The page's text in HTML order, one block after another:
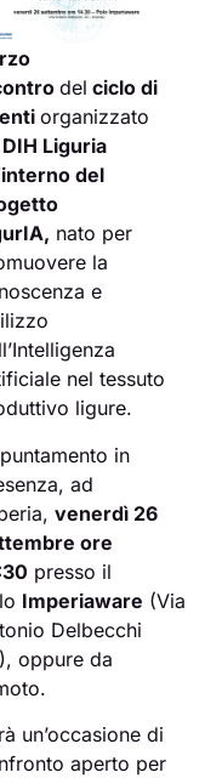
del ciclo di
organizzato
DIH Liguria
del
nato per
la
e
nel tessuto
ligure.
in
ad
venerdì 26
ore
presso il
Imperiaware (Via
Delbecchi
oppure da
un’occasione di
aperto per